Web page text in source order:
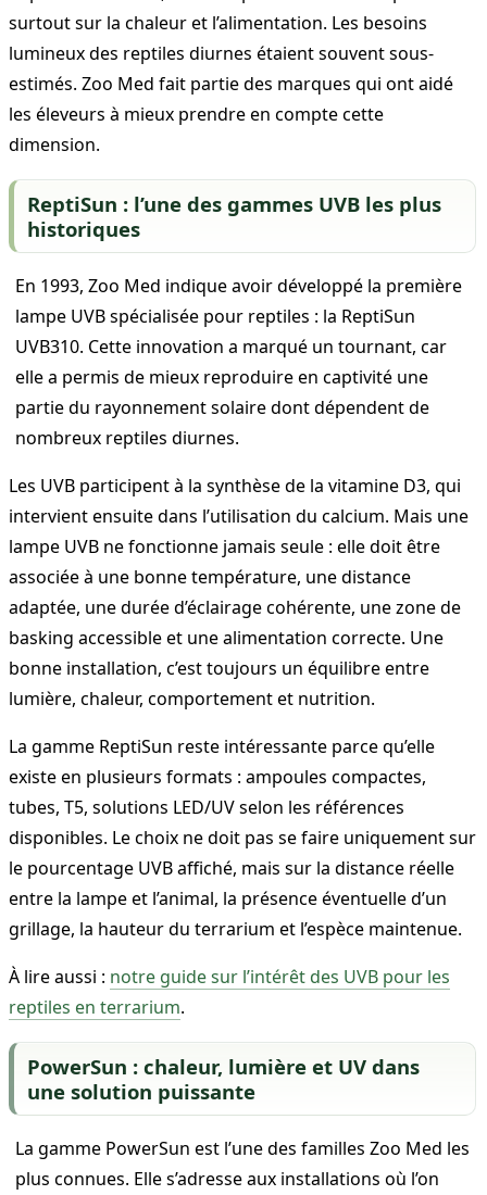
surtout sur la chaleur et l’alimentation. Les besoins
lumineux des reptiles diurnes étaient souvent sous-
estimés. Zoo Med fait partie des marques qui ont aidé
les éleveurs à mieux prendre en compte cette
dimension.
ReptiSun : l’une des gammes UVB les plus
historiques
En 1993, Zoo Med indique avoir développé la première
lampe UVB spécialisée pour reptiles : la ReptiSun
UVB310. Cette innovation a marqué un tournant, car
elle a permis de mieux reproduire en captivité une
partie du rayonnement solaire dont dépendent de
nombreux reptiles diurnes.
Les UVB participent à la synthèse de la vitamine D3, qui
intervient ensuite dans l’utilisation du calcium. Mais une
lampe UVB ne fonctionne jamais seule : elle doit être
associée à une bonne température, une distance
adaptée, une durée d’éclairage cohérente, une zone de
basking accessible et une alimentation correcte. Une
bonne installation, c’est toujours un équilibre entre
lumière, chaleur, comportement et nutrition.
La gamme ReptiSun reste intéressante parce qu’elle
existe en plusieurs formats : ampoules compactes,
tubes, T5, solutions LED/UV selon les références
disponibles. Le choix ne doit pas se faire uniquement sur
le pourcentage UVB affiché, mais sur la distance réelle
entre la lampe et l’animal, la présence éventuelle d’un
grillage, la hauteur du terrarium et l’espèce maintenue.
À lire aussi : notre guide sur l’intérêt des UVB pour les
reptiles en terrarium.
PowerSun : chaleur, lumière et UV dans
une solution puissante
La gamme PowerSun est l’une des familles Zoo Med les
plus connues. Elle s’adresse aux installations où l’on